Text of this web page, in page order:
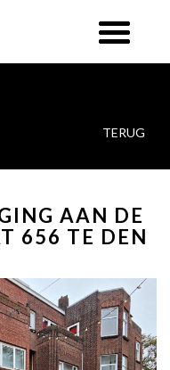
TERUG
AAN DE
656 TE DEN